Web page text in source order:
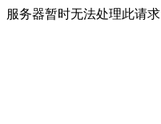
服务器暂时无法处理此请求